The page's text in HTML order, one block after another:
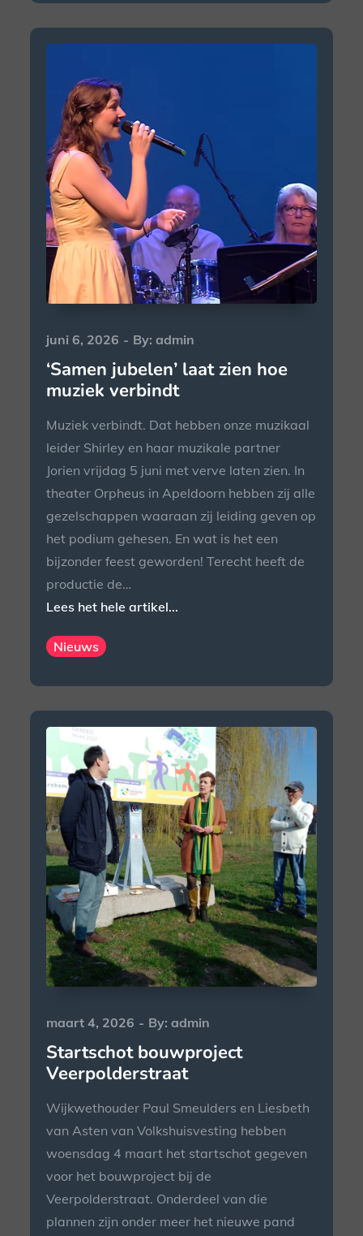
Posted
on
juni 6, 2026 By:admin
‘Samen jubelen’ laat zien hoe
muziek verbindt
Muziek verbindt. Dat hebben onze muzikaal
leider Shirley en haar muzikale partner
Jorien vrijdag 5 juni met verve laten zien. In
theater Orpheus in Apeldoorn hebben zij alle
gezelschappen waaraan zij leiding geven op
het podium gehesen. En wat is het een
bijzonder feest geworden! Terecht heeft de
productie de…
Lees het hele artikel...
Nieuws
Posted
on
maart 4, 2026 By:admin
Startschot bouwproject
Veerpolderstraat
Wijkwethouder Paul Smeulders en Liesbeth
van Asten van Volkshuisvesting hebben
woensdag 4 maart het startschot gegeven
voor het bouwproject bij de
Veerpolderstraat. Onderdeel van die
plannen zijn onder meer het nieuwe pand